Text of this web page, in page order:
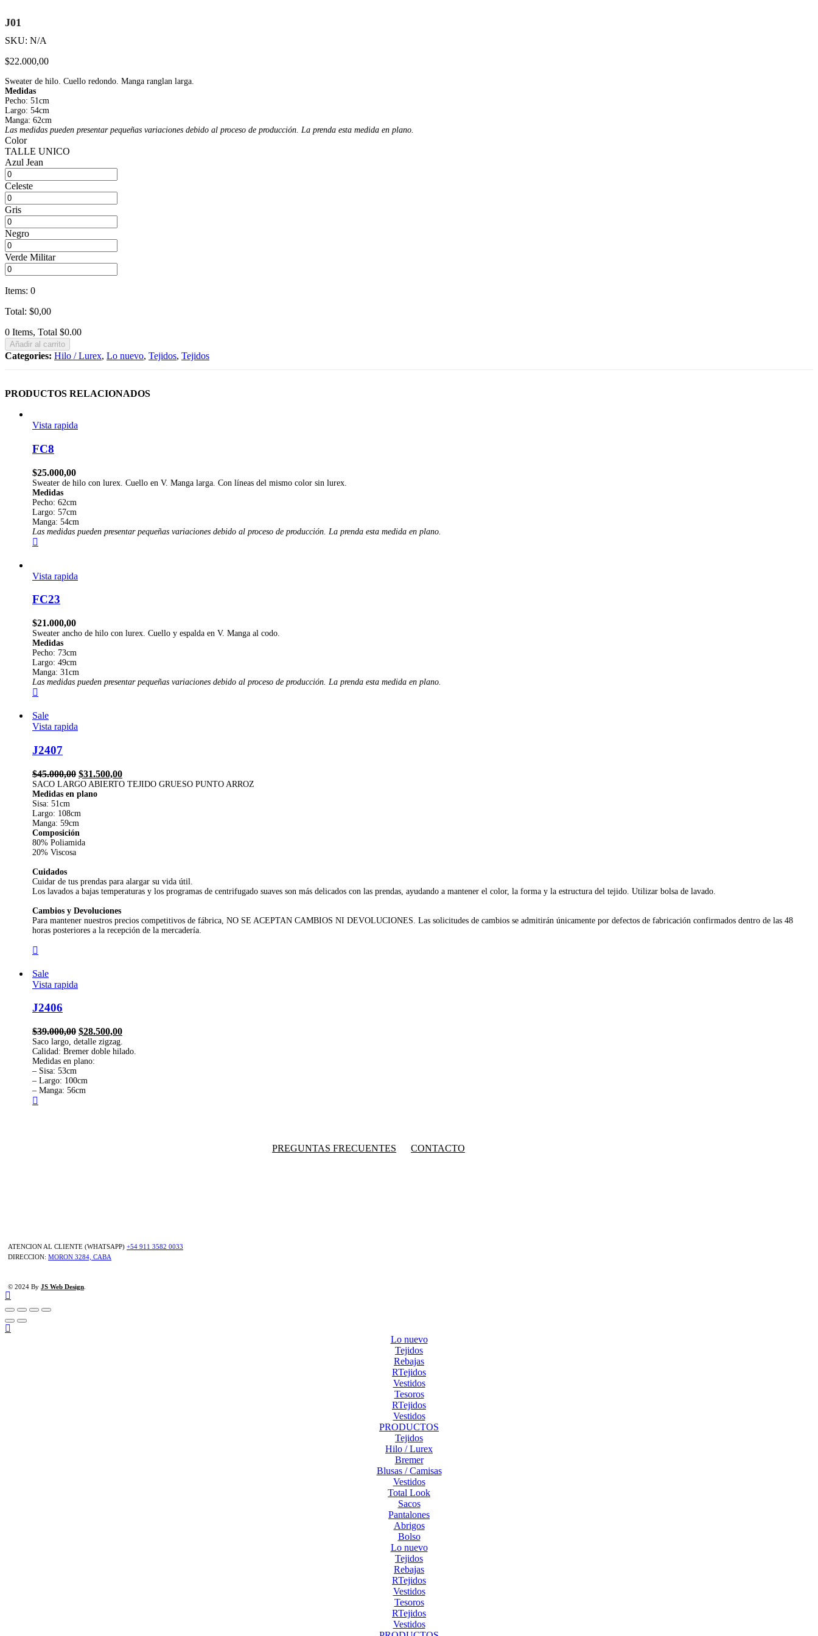
J01
SKU: N/A
$22.000,00
Sweater de hilo. Cuello redondo. Manga ranglan larga.
Medidas
Pecho: 51cm
Largo: 54cm
Manga: 62cm
Las medidas pueden presentar pequeñas variaciones debido al proceso de producción. La prenda esta medida en plano.
Color
TALLE UNICO
Azul Jean
Celeste
Gris
Negro
Verde Militar
Items: 0
Total: $0,00
0 Items, Total $0.00
Añadir al carrito
Categories: Hilo / Lurex, Lo nuevo, Tejidos, Tejidos
PRODUCTOS RELACIONADOS
Vista rapida
FC8
$25.000,00
Sweater de hilo con lurex. Cuello en V. Manga larga. Con líneas del mismo color sin lurex.
Medidas
Pecho: 62cm
Largo: 57cm
Manga: 54cm
Las medidas pueden presentar pequeñas variaciones debido al proceso de producción. La prenda esta medida en plano.
Vista rapida
FC23
$21.000,00
Sweater ancho de hilo con lurex. Cuello y espalda en V. Manga al codo.
Medidas
Pecho: 73cm
Largo: 49cm
Manga: 31cm
Las medidas pueden presentar pequeñas variaciones debido al proceso de producción. La prenda esta medida en plano.
Sale
Vista rapida
J2407
$45.000,00 El
precio
original
$45.000,00.
$31.500,00El
precio
SACO LARGO ABIERTO TEJIDO GRUESO PUNTO ARROZ
Medidas en plano
Sisa: 51cm
Largo: 108cm
Manga: 59cm
Composición
80% Poliamida
20% Viscosa
Cuidados
Cuidar de tus prendas para alargar su vida útil.
Los lavados a bajas temperaturas y los programas de centrifugado suaves son más delicados con las prendas, ayudando a mantener el color, la forma y la estructura del tejido. Utilizar bolsa de lavado.
Cambios y Devoluciones
Para mantener nuestros precios competitivos de fábrica, NO SE ACEPTAN CAMBIOS NI DEVOLUCIONES. Las solicitudes de cambios se admitirán únicamente por defectos de fabricación confirmados dentro de las 48
horas posteriores a la recepción de la mercadería.
Sale
Vista rapida
J2406
$39.000,00 El
precio
original
era:
$28.500,00El
precio
actual
Saco largo, detalle zigzag.
Calidad: Bremer doble hilado.
Medidas en plano:
– Sisa: 53cm
– Largo: 100cm
– Manga: 56cm
PREGUNTAS FRECUENTES CONTACTO
ATENCION AL CLIENTE (WHATSAPP) +54 911 3582 0033
DIRECCION: MORON 3284, CABA
© 2024 By JS Web Design
Lo nuevo
Tejidos
Rebajas
RTejidos
Vestidos
Tesoros
RTejidos
Vestidos
PRODUCTOS
Tejidos
Hilo / Lurex
Bremer
Blusas / Camisas
Vestidos
Total Look
Sacos
Pantalones
Abrigos
Bolso
Lo nuevo
Tejidos
Rebajas
RTejidos
Vestidos
Tesoros
RTejidos
Vestidos